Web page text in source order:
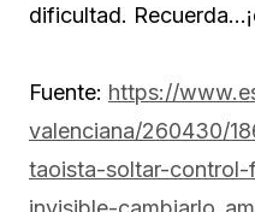
dificultad.
Fuente: https://
valenciana/260430/
taoista-soltar-